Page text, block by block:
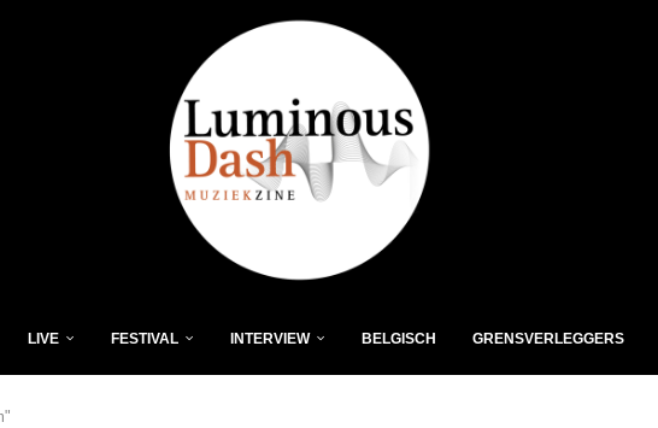
LIVE FESTIVAL INTERVIEW BELGISCH GRENSVERLEGGERS